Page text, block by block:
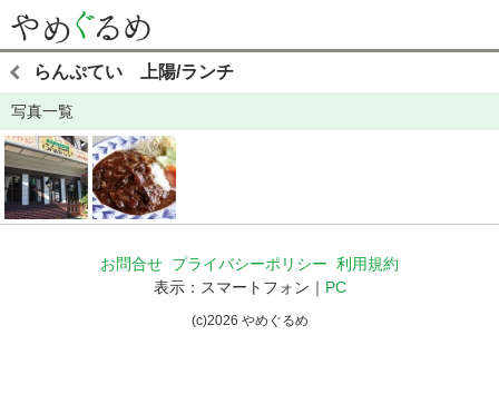
らんぷてい 上陽/ランチ
写真一覧
お問合せ プライバシーポリシー 利用規約
表示：スマートフォン｜ PC
(c)2026 やめぐるめ